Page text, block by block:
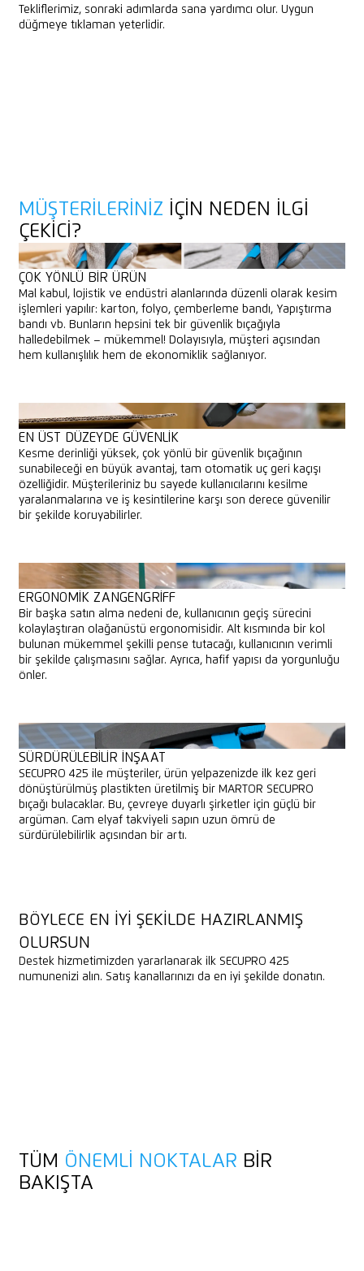
Tekliflerimiz, sonraki adımlarda sana yardımcı olur. Uygun
düğmeye tıklaman yeterlidir.
MÜŞTERILERINIZ IÇIN NEDEN ILGI
ÇEKICI?
ÇOK YÖNLÜ BIR ÜRÜN
Mal kabul, lojistik ve endüstri alanlarında düzenli olarak kesim
işlemleri yapılır: karton, folyo, çemberleme bandı, Yapıştırma
bandı vb. Bunların hepsini tek bir güvenlik bıçağıyla
halledebilmek – mükemmel! Dolayısıyla, müşteri açısından
hem kullanışlılık hem de ekonomiklik sağlanıyor.
EN ÜST DÜZEYDE GÜVENLIK
Kesme derinliği yüksek, çok yönlü bir güvenlik bıçağının
sunabileceği en büyük avantaj, tam otomatik uç geri kaçışı
özelliğidir. Müşterileriniz bu sayede kullanıcılarını kesilme
yaralanmalarına ve iş kesintilerine karşı son derece güvenilir
bir şekilde koruyabilirler.
ERGONOMIK ZANGENGRIFF
Bir başka satın alma nedeni de, kullanıcının geçiş sürecini
kolaylaştıran olağanüstü ergonomisidir. Alt kısmında bir kol
bulunan mükemmel şekilli pense tutacağı, kullanıcının verimli
bir şekilde çalışmasını sağlar. Ayrıca, hafif yapısı da yorgunluğu
önler.
SÜRDÜRÜLEBILIR INŞAAT
SECUPRO 425 ile müşteriler, ürün yelpazenizde ilk kez geri
dönüştürülmüş plastikten üretilmiş bir MARTOR SECUPRO
bıçağı bulacaklar. Bu, çevreye duyarlı şirketler için güçlü bir
argüman. Cam elyaf takviyeli sapın uzun ömrü de
sürdürülebilirlik açısından bir artı.
BÖYLECE EN IYI ŞEKILDE HAZIRLANMIŞ
OLURSUN
Destek hizmetimizden yararlanarak ilk SECUPRO 425
numunenizi alın. Satış kanallarınızı da en iyi şekilde donatın.
TÜM ÖNEMLI NOKTALAR BIR
BAKIŞTA